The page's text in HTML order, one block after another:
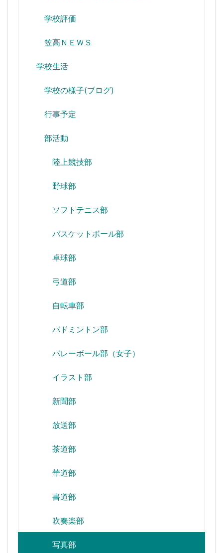
学校評価
笠高ＮＥＷＳ
学校生活
学校の様子(ブログ)
行事予定
部活動
陸上競技部
野球部
ソフトテニス部
バスケットボール部
卓球部
弓道部
自転車部
バドミントン部
バレーボール部（女子）
イラスト部
新聞部
放送部
茶道部
華道部
書道部
吹奏楽部
写真部